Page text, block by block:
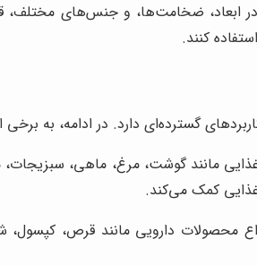
ابعاد، ضخامت‌ها، و جنس‌های مختلف،
کنند.
گسترده‌ای دارد. در ادامه، به برخی
مانند گوشت، مرغ، ماهی،
غذایی کمک می‌کند.
محصولات دارویی مانند قرص،